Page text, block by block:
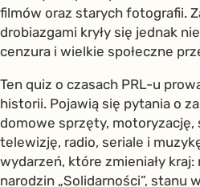
filmów oraz starych fotografii.
drobiazgami kryły się jednak
cenzura i wielkie społeczne
Ten quiz o czasach PRL-u
historii. Pojawią się pytania o
domowe sprzęty, motoryzację,
telewizję, radio, seriale i
wydarzeń, które zmieniały
narodzin „Solidarności”, stanu